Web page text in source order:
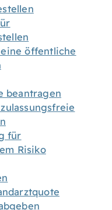
öffentliche
beantragen
für
Risiko